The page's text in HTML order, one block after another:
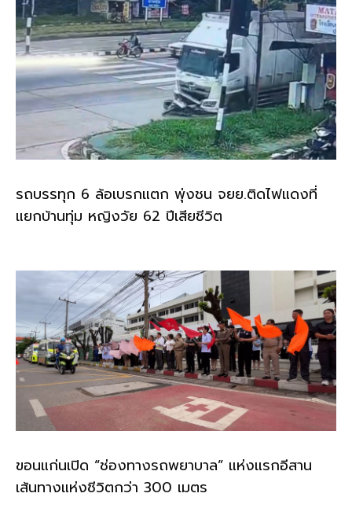
รถบรรทุก 6 ล้อเบรกแตก พุ่งชน จยย.ติดไฟแดงที่
แยกบ้านทุ่ม หญิงวัย 62 ปีเสียชีวิต
ขอนแก่นเปิด “ช่องทางรถพยาบาล” แห่งแรกอีสาน
เส้นทางแห่งชีวิตกว่า 300 เมตร